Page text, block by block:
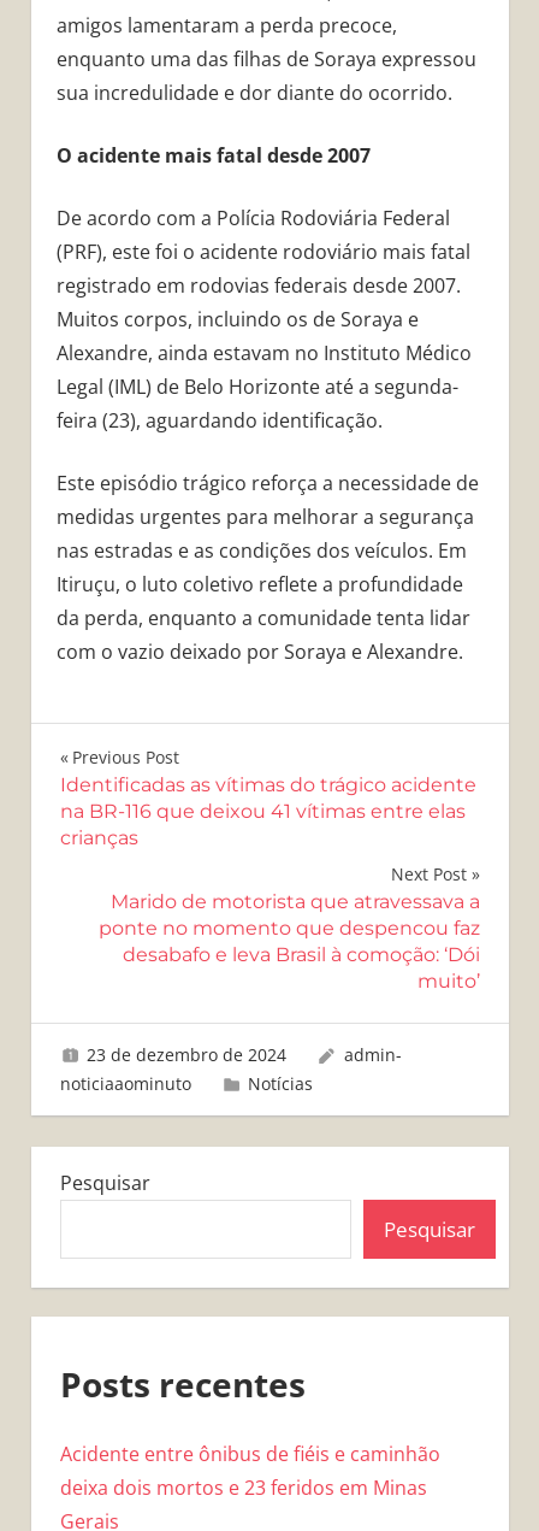
amigos lamentaram a perda precoce,
enquanto uma das filhas de Soraya expressou
sua incredulidade e dor diante do ocorrido.
O acidente mais fatal desde 2007
De acordo com a Polícia Rodoviária Federal
(PRF), este foi o acidente rodoviário mais fatal
registrado em rodovias federais desde 2007.
Muitos corpos, incluindo os de Soraya e
Alexandre, ainda estavam no Instituto Médico
Legal (IML) de Belo Horizonte até a segunda-
feira (23), aguardando identificação.
Este episódio trágico reforça a necessidade de
medidas urgentes para melhorar a segurança
nas estradas e as condições dos veículos. Em
Itiruçu, o luto coletivo reflete a profundidade
da perda, enquanto a comunidade tenta lidar
com o vazio deixado por Soraya e Alexandre.
Navegação
de
Post
Previous Post
Identificadas as vítimas do trágico acidente
na BR-116 que deixou 41 vítimas entre elas
crianças
Next Post
Marido de motorista que atravessava a
ponte no momento que despencou faz
desabafo e leva Brasil à comoção: ‘Dói
muito’
23 de dezembro de 2024
admin-
noticiaaominuto
Notícias
Pesquisar
Pesquisar
Posts recentes
Acidente entre ônibus de fiéis e caminhão
deixa dois mortos e 23 feridos em Minas
Gerais